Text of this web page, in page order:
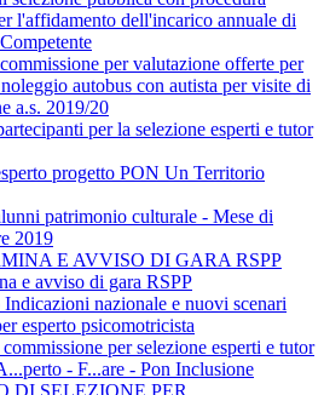
l'affidamento dell'incarico annuale di
per valutazione offerte per
autobus con autista per visite di
a.s. 2019/20
per la selezione esperti e tutor
progetto PON Un Territorio
patrimonio culturale - Mese di
2019
E AVVISO DI GARA RSPP
e avviso di gara RSPP
Indicazioni nazionale e nuovi scenari
esperto psicomotricista
per selezione esperti e tutor
- F...are - Pon Inclusione